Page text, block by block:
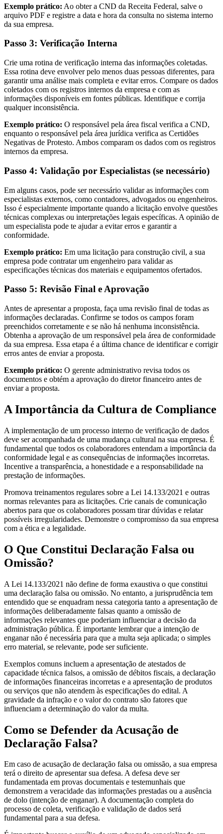
Exemplo prático: Ao obter a CND da Receita Federal, salve o
arquivo PDF e registre a data e hora da consulta no sistema interno
da sua empresa.
Passo 3: Verificação Interna
Crie uma rotina de verificação interna das informações coletadas.
Essa rotina deve envolver pelo menos duas pessoas diferentes, para
garantir uma análise mais completa e evitar erros. Compare os dados
coletados com os registros internos da empresa e com as
informações disponíveis em fontes públicas. Identifique e corrija
qualquer inconsistência.
Exemplo prático: O responsável pela área fiscal verifica a CND,
enquanto o responsável pela área jurídica verifica as Certidões
Negativas de Protesto. Ambos comparam os dados com os registros
internos da empresa.
Passo 4: Validação por Especialistas (se necessário)
Em alguns casos, pode ser necessário validar as informações com
especialistas externos, como contadores, advogados ou engenheiros.
Isso é especialmente importante quando a licitação envolve questões
técnicas complexas ou interpretações legais específicas. A opinião de
um especialista pode te ajudar a evitar erros e garantir a
conformidade.
Exemplo prático: Em uma licitação para construção civil, a sua
empresa pode contratar um engenheiro para validar as
especificações técnicas dos materiais e equipamentos ofertados.
Passo 5: Revisão Final e Aprovação
Antes de apresentar a proposta, faça uma revisão final de todas as
informações declaradas. Confirme se todos os campos foram
preenchidos corretamente e se não há nenhuma inconsistência.
Obtenha a aprovação de um responsável pela área de conformidade
da sua empresa. Essa etapa é a última chance de identificar e corrigir
erros antes de enviar a proposta.
Exemplo prático: O gerente administrativo revisa todos os
documentos e obtém a aprovação do diretor financeiro antes de
enviar a proposta.
A Importância da Cultura de Compliance
A implementação de um processo interno de verificação de dados
deve ser acompanhada de uma mudança cultural na sua empresa. É
fundamental que todos os colaboradores entendam a importância da
conformidade legal e as consequências de informações incorretas.
Incentive a transparência, a honestidade e a responsabilidade na
prestação de informações.
Promova treinamentos regulares sobre a Lei 14.133/2021 e outras
normas relevantes para as licitações. Crie canais de comunicação
abertos para que os colaboradores possam tirar dúvidas e relatar
possíveis irregularidades. Demonstre o compromisso da sua empresa
com a ética e a legalidade.
O Que Constitui Declaração Falsa ou
Omissão?
A Lei 14.133/2021 não define de forma exaustiva o que constitui
uma declaração falsa ou omissão. No entanto, a jurisprudência tem
entendido que se enquadram nessa categoria tanto a apresentação de
informações deliberadamente falsas quanto a omissão de
informações relevantes que poderiam influenciar a decisão da
administração pública. É importante lembrar que a intenção de
enganar não é necessária para que a multa seja aplicada; o simples
erro material, se relevante, pode ser suficiente.
Exemplos comuns incluem a apresentação de atestados de
capacidade técnica falsos, a omissão de débitos fiscais, a declaração
de informações financeiras incorretas e a apresentação de produtos
ou serviços que não atendem às especificações do edital. A
gravidade da infração e o valor do contrato são fatores que
influenciam a determinação do valor da multa.
Como se Defender da Acusação de
Declaração Falsa?
Em caso de acusação de declaração falsa ou omissão, a sua empresa
terá o direito de apresentar sua defesa. A defesa deve ser
fundamentada em provas documentais e testemunhais que
demonstrem a veracidade das informações prestadas ou a ausência
de dolo (intenção de enganar). A documentação completa do
processo de coleta, verificação e validação de dados será
fundamental para a sua defesa.